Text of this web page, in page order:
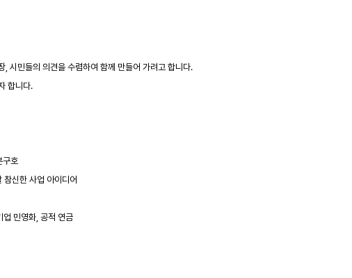
시민들의 의견을 수렴하여 함께 만들어 가려고 합니다.
합니다.
구호
신한 사업 아이디어
민영화, 공적 연금